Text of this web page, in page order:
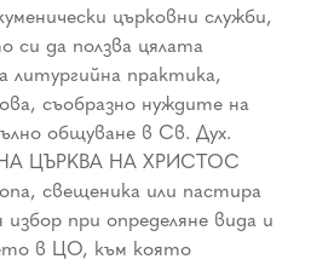
църковни служби,
си да ползва цялата
литургийна практика,
съобразно нуждите на
общуване в Св. Дух.
ЦЪРКВА НА ХРИСТОС
свещеника или пастира
при определяне вида и
в ЦО, към която